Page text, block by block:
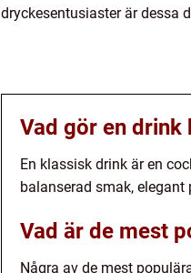
dryckesentusiaster är dessa
Vad gör en drink
En klassisk drink är en
balanserad smak,
Vad är de mest
Några av de mest